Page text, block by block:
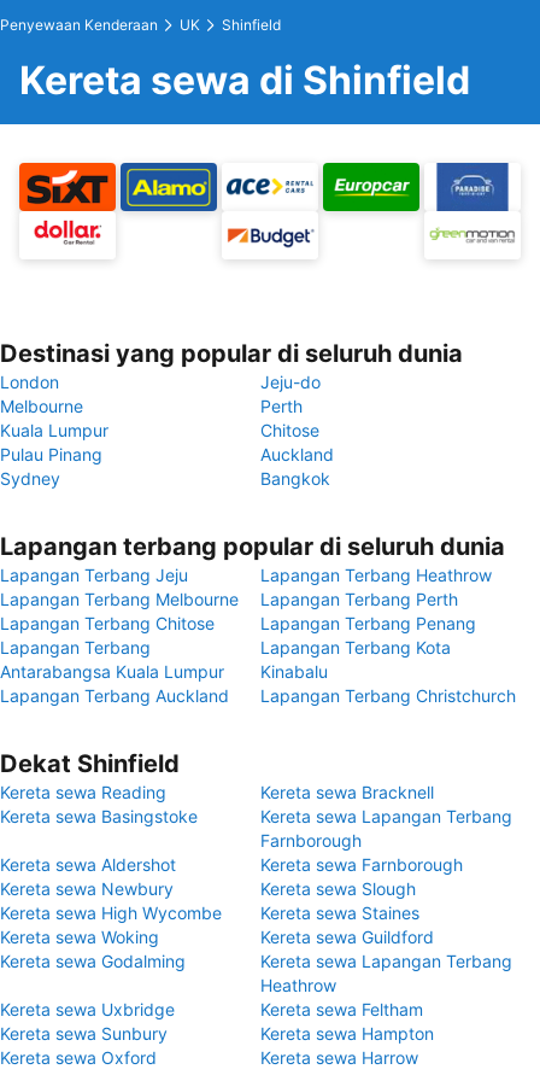
Penyewaan Kenderaan UK Shinfield
Kereta sewa di Shinfield
Destinasi yang popular di seluruh dunia
London
Jeju-do
Melbourne
Perth
Kuala Lumpur
Chitose
Pulau Pinang
Auckland
Sydney
Bangkok
Lapangan terbang popular di seluruh dunia
Lapangan Terbang Jeju
Lapangan Terbang Heathrow
Lapangan Terbang Melbourne
Lapangan Terbang Perth
Lapangan Terbang Chitose
Lapangan Terbang Penang
Lapangan Terbang
Antarabangsa Kuala Lumpur
Lapangan Terbang Kota
Kinabalu
Lapangan Terbang Auckland
Lapangan Terbang Christchurch
Dekat Shinfield
Kereta sewa Reading
Kereta sewa Bracknell
Kereta sewa Basingstoke
Kereta sewa Lapangan Terbang
Farnborough
Kereta sewa Aldershot
Kereta sewa Farnborough
Kereta sewa Newbury
Kereta sewa Slough
Kereta sewa High Wycombe
Kereta sewa Staines
Kereta sewa Woking
Kereta sewa Guildford
Kereta sewa Godalming
Kereta sewa Lapangan Terbang
Heathrow
Kereta sewa Uxbridge
Kereta sewa Feltham
Kereta sewa Sunbury
Kereta sewa Hampton
Kereta sewa Oxford
Kereta sewa Harrow